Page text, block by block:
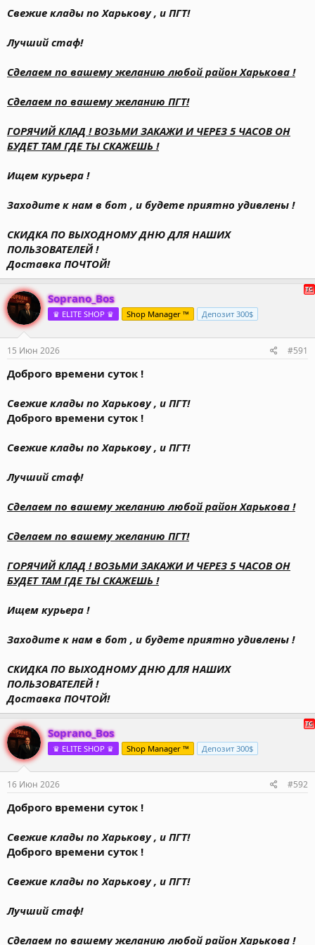
Свежие клады по Харькову , и ПГТ!
Лучший стаф!
Сделаем по вашему желанию любой район Харькова !
Сделаем по вашему желанию ПГТ!
ГОРЯЧИЙ КЛАД ! ВОЗЬМИ ЗАКАЖИ И ЧЕРЕЗ 5 ЧАСОВ ОН
БУДЕТ ТАМ ГДЕ ТЫ СКАЖЕШЬ !
Ищем курьера !
Заходите к нам в бот , и будете приятно удивлены !
СКИДКА ПО ВЫХОДНОМУ ДНЮ ДЛЯ НАШИХ
ПОЛЬЗОВАТЕЛЕЙ !
Доставка ПОЧТОЙ!
Soprano_Bos
♛ ELITE SHOP ♛ Shop Manager ™ Депозит 300$
15 Июн 2026 #591
Доброго времени суток !
Свежие клады по Харькову , и ПГТ!
Доброго времени суток !
Свежие клады по Харькову , и ПГТ!
Лучший стаф!
Сделаем по вашему желанию любой район Харькова !
Сделаем по вашему желанию ПГТ!
ГОРЯЧИЙ КЛАД ! ВОЗЬМИ ЗАКАЖИ И ЧЕРЕЗ 5 ЧАСОВ ОН
БУДЕТ ТАМ ГДЕ ТЫ СКАЖЕШЬ !
Ищем курьера !
Заходите к нам в бот , и будете приятно удивлены !
СКИДКА ПО ВЫХОДНОМУ ДНЮ ДЛЯ НАШИХ
ПОЛЬЗОВАТЕЛЕЙ !
Доставка ПОЧТОЙ!
Soprano_Bos
♛ ELITE SHOP ♛ Shop Manager ™ Депозит 300$
16 Июн 2026 #592
Доброго времени суток !
Свежие клады по Харькову , и ПГТ!
Доброго времени суток !
Свежие клады по Харькову , и ПГТ!
Лучший стаф!
Сделаем по вашему желанию любой район Харькова !